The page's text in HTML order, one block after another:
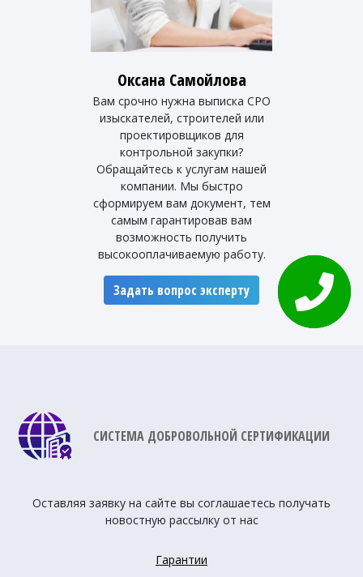
Оксана Самойлова
Вам срочно нужна выписка СРО
изыскателей, строителей или
проектировщиков для
контрольной закупки?
Обращайтесь к услугам нашей
компании. Мы быстро
сформируем вам документ, тем
самым гарантировав вам
возможность получить
высокооплачиваемую работу.
Задать вопрос эксперту
СИСТЕМА ДОБРОВОЛЬНОЙ СЕРТИФИКАЦИИ
Оставляя заявку на сайте вы соглашаетесь получать
новостную рассылку от нас
Гарантии